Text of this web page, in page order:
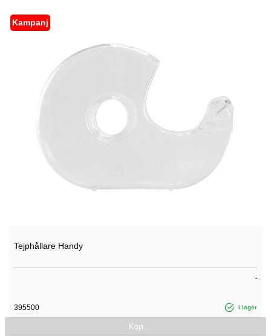
Kampanj
Tejphållare Handy
395500 i lager
Köp